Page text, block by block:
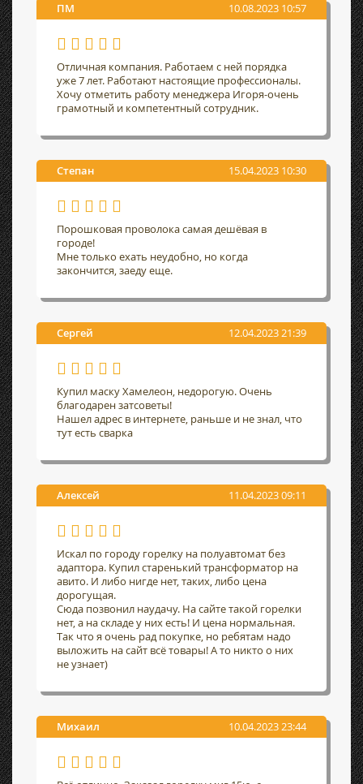
ПМ 10.08.2023 10:57
Отличная компания. Работаем с ней порядка
уже 7 лет. Работают настоящие профессионалы.
Хочу отметить работу менеджера Игоря-очень
грамотный и компетентный сотрудник.
Степан 15.04.2023 10:30
Порошковая проволока самая дешёвая в
городе!
Мне только ехать неудобно, но когда
закончится, заеду еще.
Сергей 12.04.2023 21:39
Купил маску Хамелеон, недорогую. Очень
благодарен затсоветы!
Нашел адрес в интернете, раньше и не знал, что
тут есть сварка
Алексей 11.04.2023 09:11
Искал по городу горелку на полуавтомат без
адаптора. Купил старенький трансформатор на
авито. И либо нигде нет, таких, либо цена
дорогущая.
Сюда позвонил наудачу. На сайте такой горелки
нет, а на складе у них есть! И цена нормальная.
Так что я очень рад покупке, но ребятам надо
выложить на сайт всё товары! А то никто о них
не узнает)
Михаил 10.04.2023 23:44